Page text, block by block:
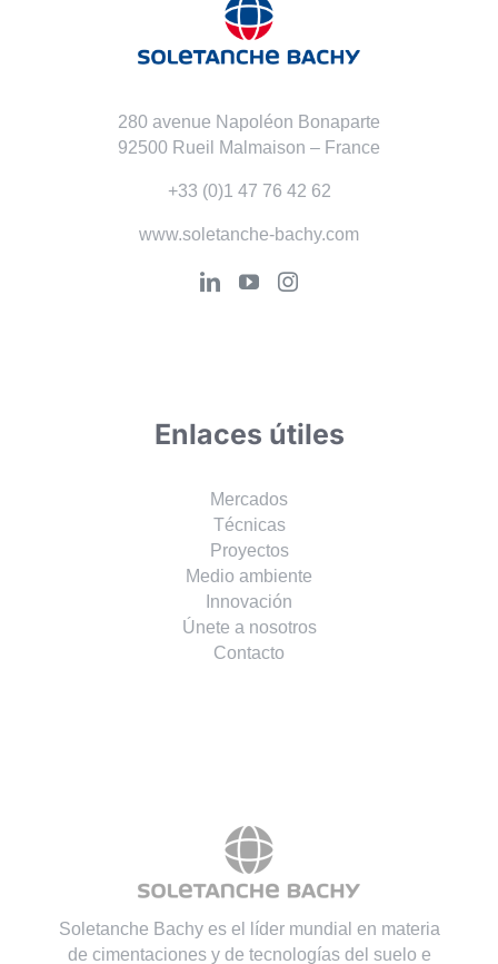
280 avenue Napoléon Bonaparte
92500 Rueil Malmaison – France
+33 (0)1 47 76 42 62
www.soletanche-bachy.com
Enlaces útiles
Mercados
Técnicas
Proyectos
Medio ambiente
Innovación
Únete a nosotros
Contacto
Soletanche Bachy es el líder mundial en materia
de cimentaciones y de tecnologías del suelo e